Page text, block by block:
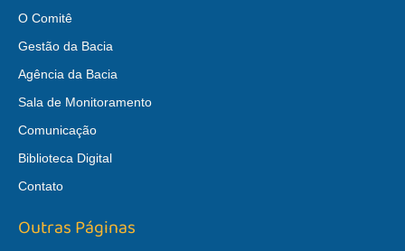
O Comitê
Gestão da Bacia
Agência da Bacia
Sala de Monitoramento
Comunicação
Biblioteca Digital
Contato
Outras Páginas